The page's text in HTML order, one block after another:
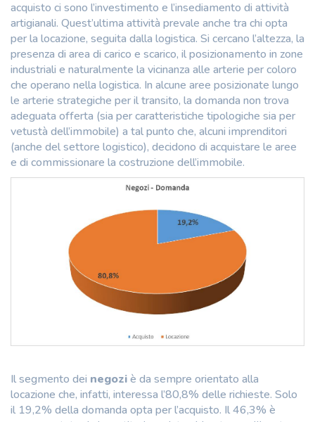
acquisto ci sono l’investimento e l’insediamento di attività
artigianali. Quest’ultima attività prevale anche tra chi opta
per la locazione, seguita dalla logistica. Si cercano l’altezza, la
presenza di area di carico e scarico, il posizionamento in zone
industriali e naturalmente la vicinanza alle arterie per coloro
che operano nella logistica. In alcune aree posizionate lungo
le arterie strategiche per il transito, la domanda non trova
adeguata offerta (sia per caratteristiche tipologiche sia per
vetustà dell’immobile) a tal punto che, alcuni imprenditori
(anche del settore logistico), decidono di acquistare le aree
e di commissionare la costruzione dell’immobile.
Il segmento dei negoziè da sempre orientato alla
locazione che, infatti, interessa l’80,8% delle richieste. Solo
il 19,2% della domanda opta per l’acquisto. Il 46,3% è